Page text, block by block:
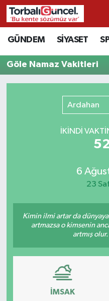
GÜNDEM SİYASET
Göle Namaz Vakitleri
Ardahan
İKINDI
6
23
Kimin ilmi artar da
artmazsa o kimsenin
artmış
İMSAK
İzmir Nöbetçi
İzmir Hava Durumu
İzmir Trafik
Süper Lig Puan
Tüm Manşetler
Haber Arşivi